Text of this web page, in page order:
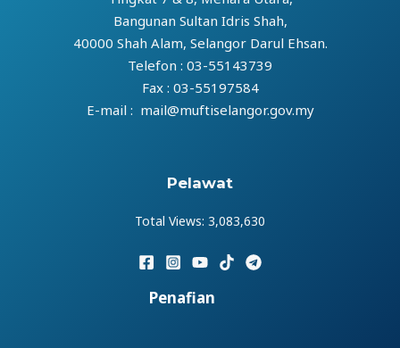
Bangunan Sultan Idris Shah,
40000 Shah Alam, Selangor Darul Ehsan.
Telefon : 03-55143739
Fax : 03-55197584
E-mail : mail@muftiselangor.gov.my
Pelawat
Total Views: 3,083,630
Penafian